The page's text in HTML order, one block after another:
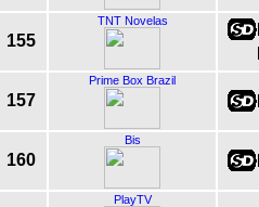
155
TNT Novelas
157
Prime Box Brazil
160
Bis
PlayTV